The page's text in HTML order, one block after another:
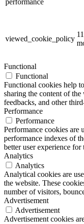
viewed_cookie_policy
11
Functional
Functional
Functional cookies help
sharing the content of
feedbacks, and other
Performance
Performance
Performance cookies are
performance indexes of
better user experience for
Analytics
Analytics
Analytical cookies are
the website. These
number of visitors,
Advertisement
Advertisement
Advertisement cookies